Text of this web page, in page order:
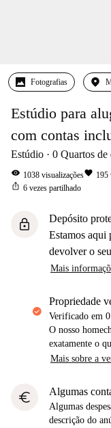
Fotografias
Estúdio para
com contas
Estúdio 0 Quartos
visibility 1038 visualizaçõesfavorite 195
ios_share 6 vezes partilhado
lock
Depósito
Estamos aqui
devolver o
Mais
propriedade
Verificado em
O nosso
exatamente o
Mais sobre a
euro Algumas
Algumas
descrição do